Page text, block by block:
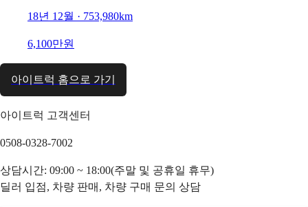
18년 12월 · 753,980km
6,100만원
아이트럭 홈으로 가기
아이트럭 고객센터
0508-0328-7002
상담시간: 09:00 ~ 18:00(주말 및 공휴일 휴무)
딜러 입점, 차량 판매, 차량 구매 문의 상담